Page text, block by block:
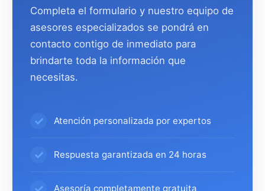
Completa el formulario y nuestro equipo de
asesores especializados se pondrá en
contacto contigo de inmediato para
brindarte toda la información que
necesitas.
Atención personalizada por expertos
Respuesta garantizada en 24 horas
Asesoría completamente gratuita